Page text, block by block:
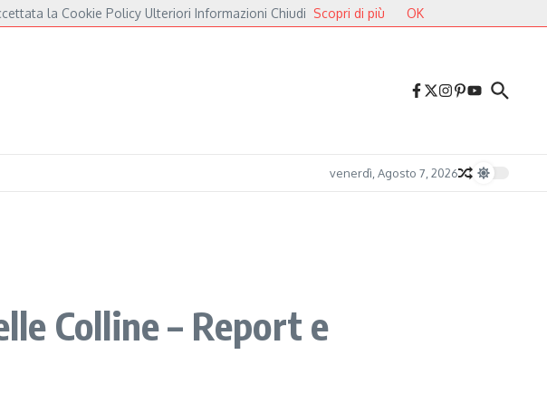
in Piazza dei Cavalieri Druga Godba 2026, il gran finale: dalla poesia del folk alle pulsazioni
venerdì, Agosto 7, 2026
Colline – Report e
la Cookie Policy Ulteriori Informazioni Chiudi Scopri di più OK